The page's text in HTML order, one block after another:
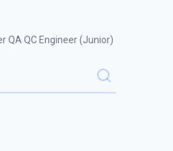
QA QC Engineer (Junior)